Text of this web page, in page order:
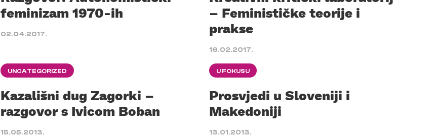
feminizam 1970-ih
02.04.2017.
– Feminističke teorije i
prakse
16.02.2017.
UNCATEGORIZED
Kazališni dug Zagorki –
razgovor s Ivicom Boban
15.05.2013.
U FOKUSU
Prosvjedi u Sloveniji i
Makedoniji
13.01.2013.